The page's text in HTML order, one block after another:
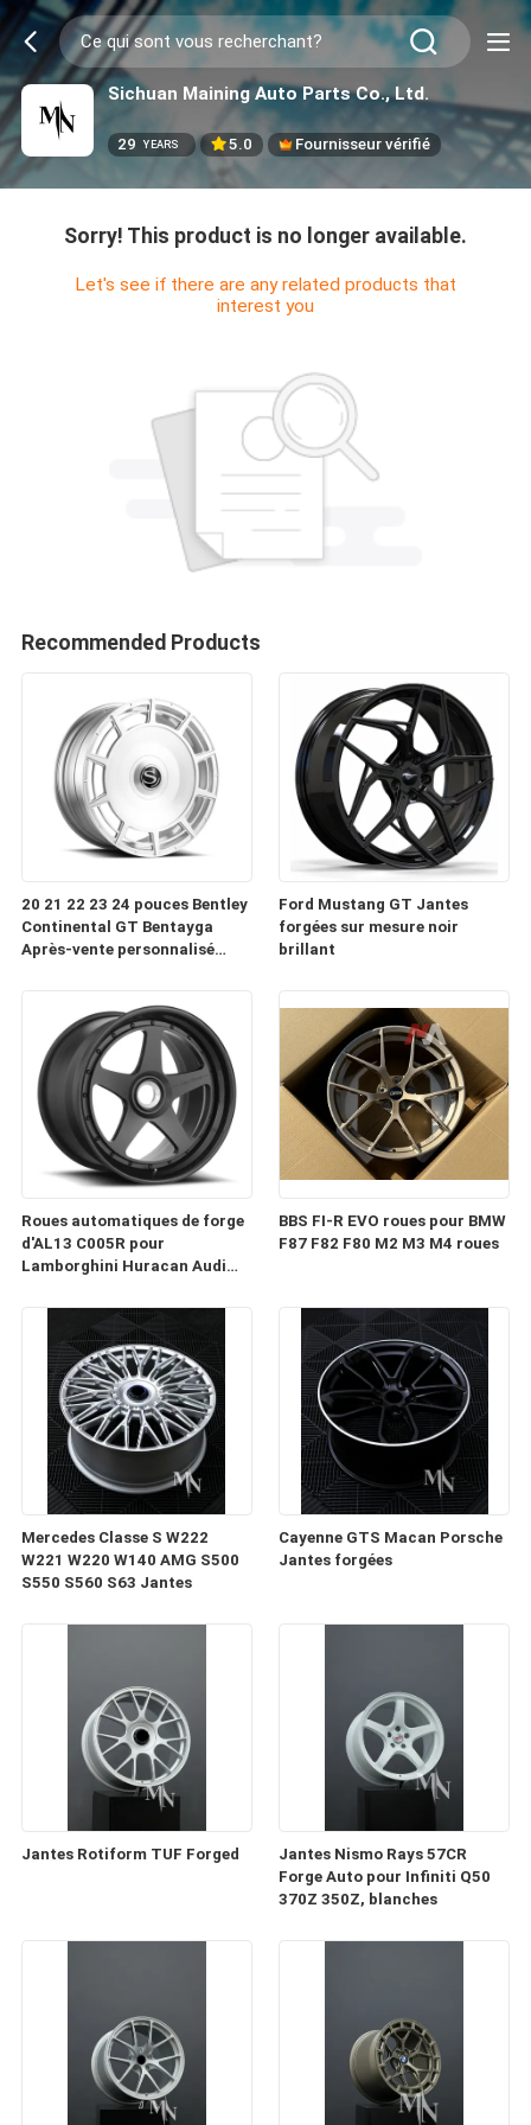
Sichuan Maining Auto Parts Co., Ltd.
29 YEARS 5.0 Fournisseur vérifié
Sorry! This product is no longer available.
Let's see if there are any related products that
interest you
Recommended Products
20 21 22 23 24 pouces Bentley
Continental GT Bentayga
Après-vente personnalisé
Ford Mustang GT Jantes
forgées sur mesure noir
brillant
Roues automatiques de forge
d'AL13 C005R pour
Lamborghini Huracan Audi
BBS FI-R EVO roues pour BMW
F87 F82 F80 M2 M3 M4 roues
Mercedes Classe S W222
W221 W220 W140 AMG S500
S550 S560 S63 Jantes
Cayenne GTS Macan Porsche
Jantes forgées
Jantes Rotiform TUF Forged
Jantes Nismo Rays 57CR
Forge Auto pour Infiniti Q50
370Z 350Z, blanches